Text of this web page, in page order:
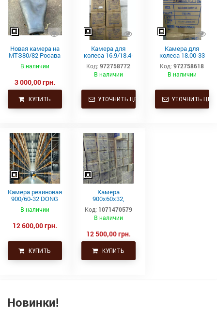
Новая камера на
МТЗ80/82 Росава
толстая 15.5-38
В наличии
3 000,00 грн.
КУПИТЬ
Камера для
колеса 16.9/18.4-
46 TR-218A Kabat
Код: 972758772
В наличии
УТОЧНИТЬ ЦЕНУ
Камера для
колеса 18.00-33
TRJ1175C Kabat*
Код: 972758618
В наличии
УТОЧНИТЬ
Камера резиновая
900/60-32 DONG
AH TR218A
В наличии
12 600,00 грн.
КУПИТЬ
Камера
900х60х32,
900/60/32,
900/60р32,
толстая 35,5-32
Код: 1071470579
В наличии
12 500,00 грн.
КУПИТЬ
Новинки!